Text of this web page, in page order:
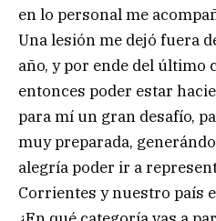
en lo personal me
Una lesión me dejó fuera
año, y por ende del último
entonces poder estar
para mí un gran desafío,
muy preparada,
alegría poder ir a
Corrientes y nuestro país